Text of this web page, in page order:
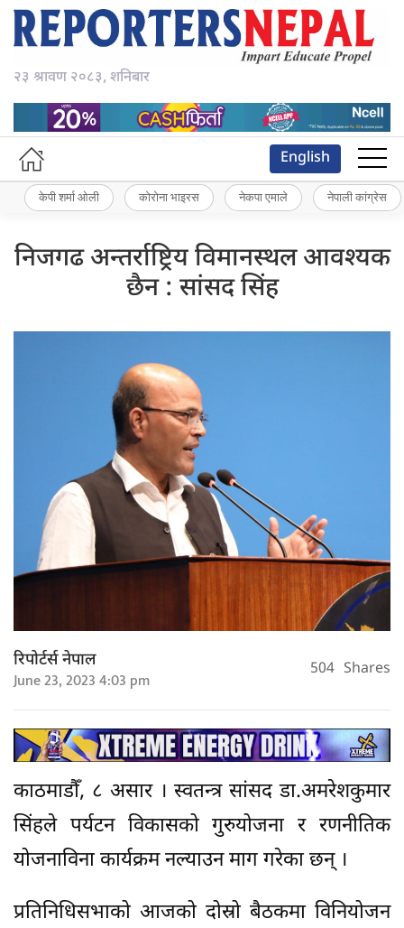
२३ श्रावण २०८३, शनिबार
English
केपी शर्मा ओली कोरोना भाइरस नेकपा एमाले नेपाली कांग्रेस
निजगढ अन्तर्राष्ट्रिय विमानस्थल आवश्यक
छैन : सांसद सिंह
रिपोर्टर्स नेपाल
June 23, 2023 4:03 pm 504 Shares
काठमाडौँ, ८ असार । स्वतन्त्र सांसद डा.अमरेशकुमार
सिंहले पर्यटन विकासको गुरुयोजना र रणनीतिक
योजनाविना कार्यक्रम नल्याउन माग गरेका छन् ।
प्रतिनिधिसभाको आजको दोस्रो बैठकमा विनियोजन